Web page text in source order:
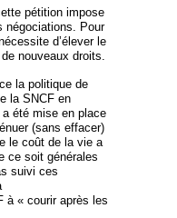
pétition impose
négociations. Pour
d’élever le
nouveaux droits.
la politique de
la SNCF en
a été mise en place
(sans effacer)
le coût de la vie a
ce soit générales
suivi ces
à « courir après les